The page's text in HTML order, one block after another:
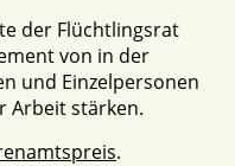
der Flüchtlingsrat
von in der
und Einzelpersonen
Arbeit stärken.
.